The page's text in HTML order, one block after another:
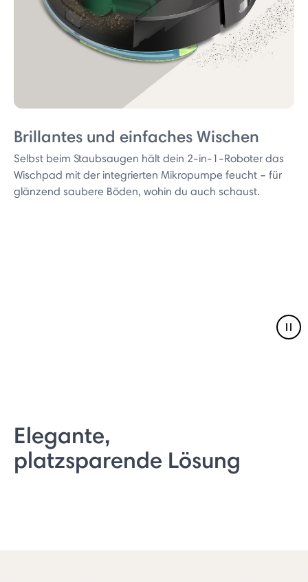
Brillantes und einfaches Wischen
Selbst beim Staubsaugen hält dein 2-in-1-Roboter das
Wischpad mit der integrierten Mikropumpe feucht – für
glänzend saubere Böden, wohin du auch schaust.
Elegante,
platzsparende Lösung